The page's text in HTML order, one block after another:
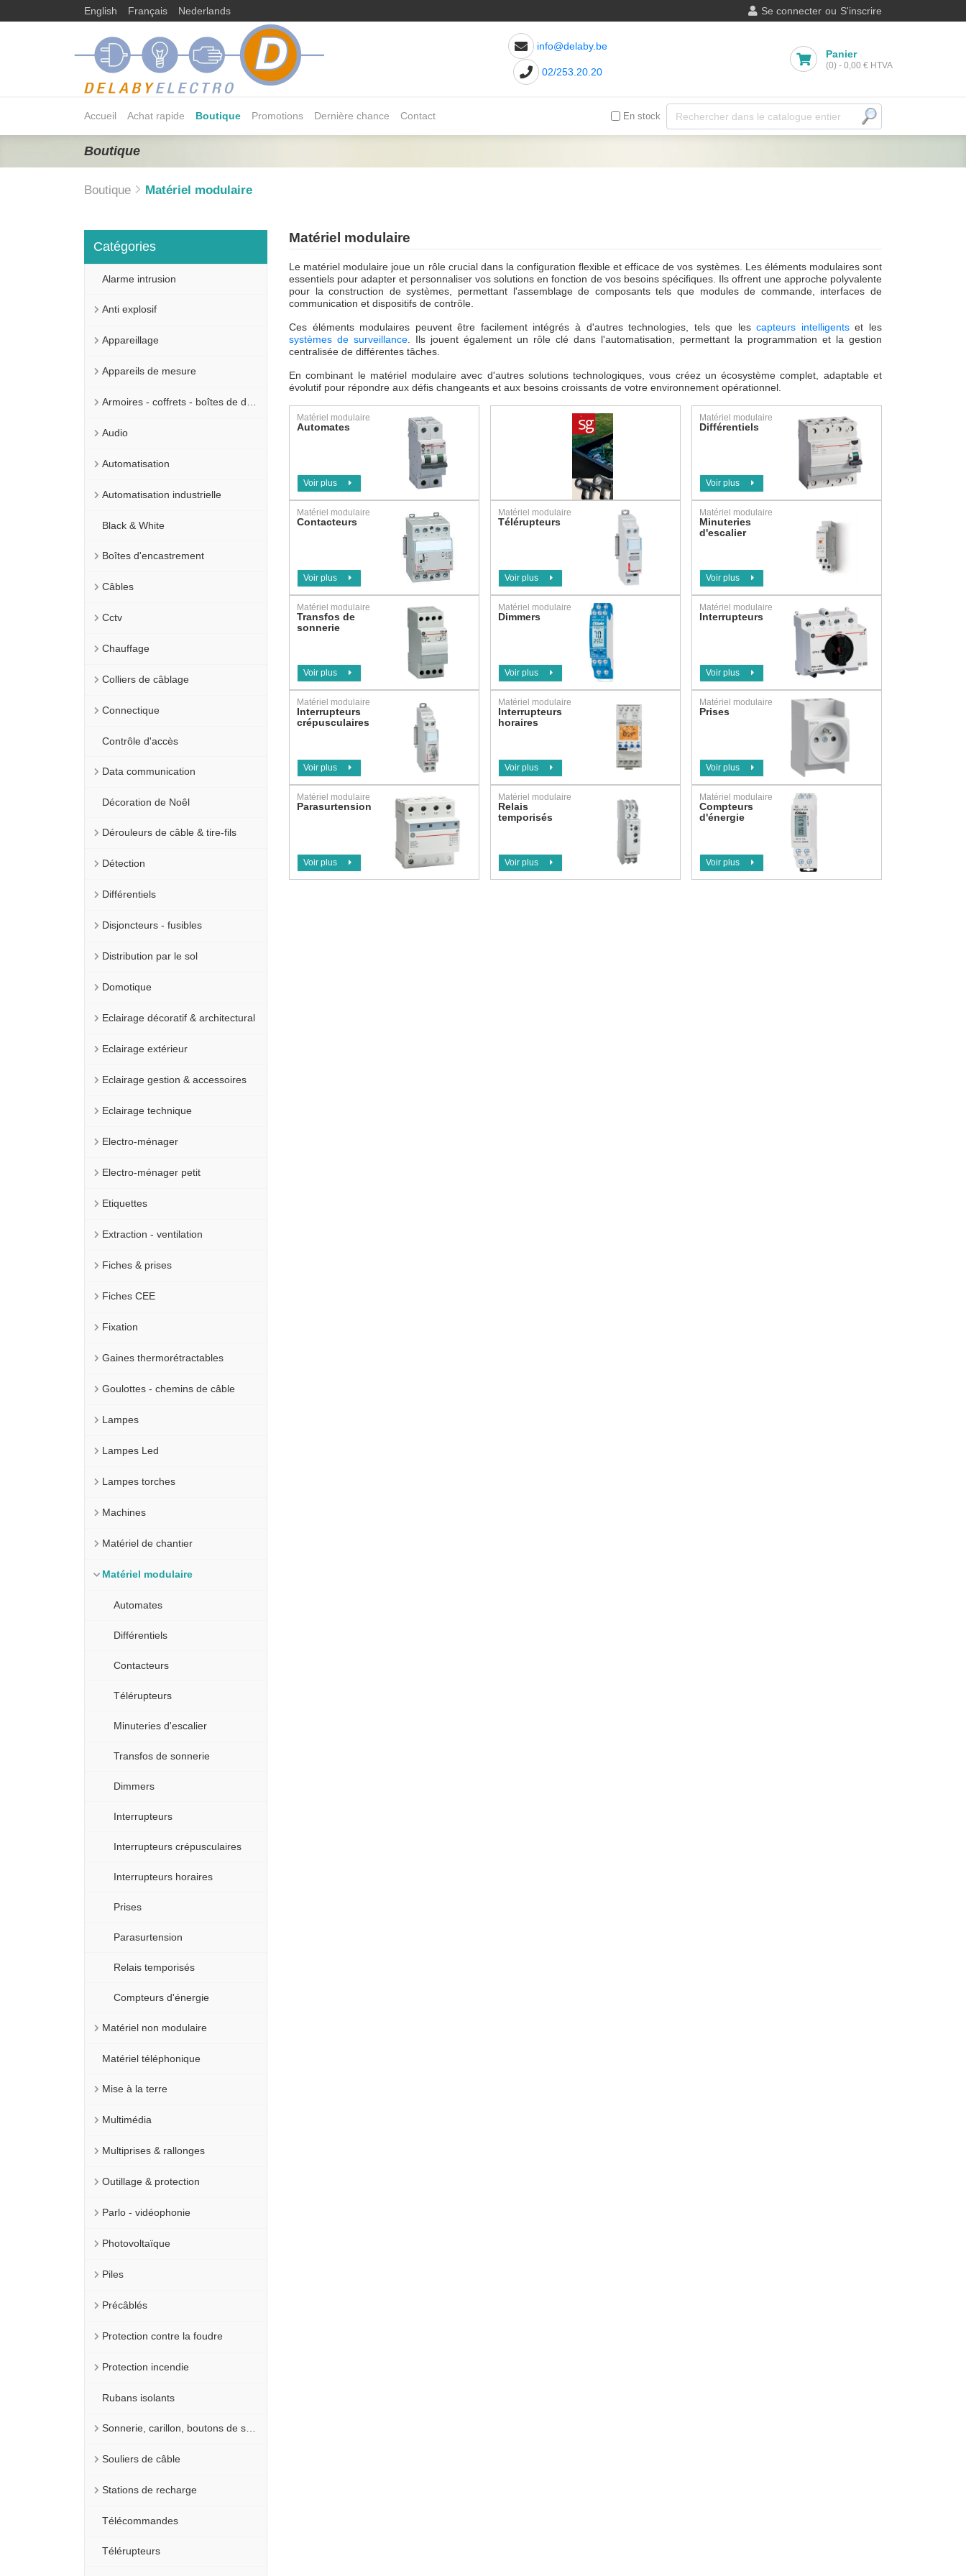
English Français Nederlands Se connecter ou S'inscrire
info@delaby.be
02/253.20.20
Panier
(0) - 0,00 € HTVA
Accueil Achat rapide Boutique Promotions Dernière chance Contact En stock
Boutique
Boutique Matériel modulaire
Catégories
Alarme intrusion
Anti explosif
Appareillage
Appareils de mesure
Armoires - coffrets - boîtes de dérivation
Audio
Automatisation
Automatisation industrielle
Black & White
Boîtes d'encastrement
Câbles
Cctv
Chauffage
Colliers de câblage
Connectique
Contrôle d'accès
Data communication
Décoration de Noêl
Dérouleurs de câble & tire-fils
Détection
Différentiels
Disjoncteurs - fusibles
Distribution par le sol
Domotique
Eclairage décoratif & architectural
Eclairage extérieur
Eclairage gestion & accessoires
Eclairage technique
Electro-ménager
Electro-ménager petit
Etiquettes
Extraction - ventilation
Fiches & prises
Fiches CEE
Fixation
Gaines thermorétractables
Goulottes - chemins de câble
Lampes
Lampes Led
Lampes torches
Machines
Matériel de chantier
Matériel modulaire
Automates
Différentiels
Contacteurs
Télérupteurs
Minuteries d'escalier
Transfos de sonnerie
Dimmers
Interrupteurs
Interrupteurs crépusculaires
Interrupteurs horaires
Prises
Parasurtension
Relais temporisés
Compteurs d'énergie
Matériel non modulaire
Matériel téléphonique
Mise à la terre
Multimédia
Multiprises & rallonges
Outillage & protection
Parlo - vidéophonie
Photovoltaïque
Piles
Précâblés
Protection contre la foudre
Protection incendie
Rubans isolants
Sonnerie, carillon, boutons de sonnerie
Souliers de câble
Stations de recharge
Télécommandes
Télérupteurs
Matériel modulaire
Le matériel modulaire joue un rôle crucial dans la configuration flexible et efficace de vos systèmes. Les éléments modulaires sont
essentiels pour adapter et personnaliser vos solutions en fonction de vos besoins spécifiques. Ils offrent une approche polyvalente
pour la construction de systèmes, permettant l'assemblage de composants tels que modules de commande, interfaces de
communication et dispositifs de contrôle.
Ces éléments modulaires peuvent être facilement intégrés à d'autres technologies, tels que lescapteurs intelligentset les
systèmes de surveillance . Ils jouent également un rôle clé dans l'automatisation, permettant la programmation et la gestion
centralisée de différentes tâches.
En combinant le matériel modulaire avec d'autres solutions technologiques, vous créez un écosystème complet, adaptable et
évolutif pour répondre aux défis changeants et aux besoins croissants de votre environnement opérationnel.
Matériel modulaire
Automates
Voir plus
Matériel modulaire
Différentiels
Voir plus
Matériel modulaire
Contacteurs
Voir plus
Matériel modulaire
Télérupteurs
Voir plus
Matériel modulaire
Minuteries
d'escalier
Voir plus
Matériel modulaire
Transfos de
sonnerie
Voir plus
Matériel modulaire
Dimmers
Voir plus
Matériel modulaire
Interrupteurs
Voir plus
Matériel modulaire
Interrupteurs
crépusculaires
Voir plus
Matériel modulaire
Interrupteurs
horaires
Voir plus
Matériel modulaire
Prises
Voir plus
Matériel modulaire
Parasurtension
Voir plus
Matériel modulaire
Relais
temporisés
Voir plus
Matériel modulaire
Compteurs
d'énergie
Voir plus